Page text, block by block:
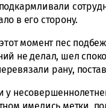
в его сторону.
момент пес
не делал, шел
рану,